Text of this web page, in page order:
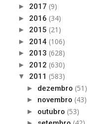
► 2017 (9)
► 2016 (34)
► 2015 (21)
► 2014 (106)
► 2013 (628)
► 2012 (630)
▼ 2011 (583)
► dezembro (51)
► novembro (43)
► outubro (53)